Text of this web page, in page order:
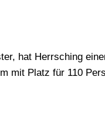
hat Herrsching
mit Platz für 110